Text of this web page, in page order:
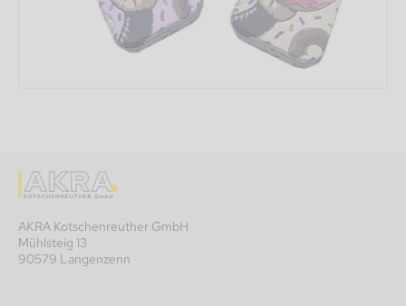
AKRA Kotschenreuther GmbH
Mühlsteig 13
90579 Langenzenn